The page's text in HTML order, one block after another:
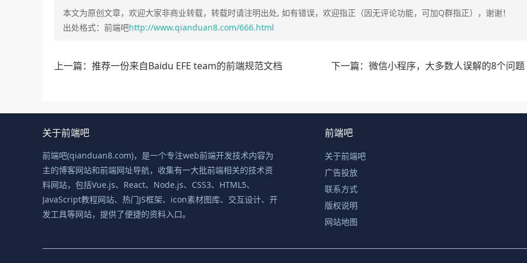
本文为原创文章，欢迎大家非商业转载，转载时请注明出处, 如有错误，欢迎指正（因无评论功能，可加Q群指正），谢谢！
出处格式：前端吧http://www.qianduan8.com/666.html
上一篇：推荐一份来自Baidu EFE team的前端规范文档 下一篇：微信小程序，大多数人误解的8个问题
关于前端吧
前端吧(qianduan8.com)，是一个专注web前端开发技术内容为
主的博客网站和前端网址导航，收集有一大批前端相关的技术资
料网站，包括Vue.js、React、Node.js、CSS3、HTML5、
JavaScript教程网站、热门JS框架、icon素材图库、交互设计、开
发工具等网站，提供了便捷的资料入口。
前端吧
关于前端吧
广告投放
联系方式
版权说明
网站地图